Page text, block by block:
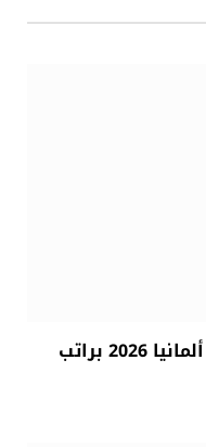
فرصة تطوع ممول بالكامل في ألمانيا 2026 براتب